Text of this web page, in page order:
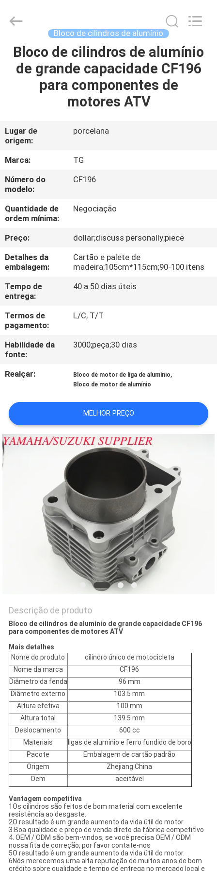
CASA
PRODUTOS
NÓS
EXCURSÃO
DA
FÁBRICA
CONTROLE
DA
QUALIDADE
CONTACTE-
NOS
PEÇA
CITAÇÕES
MAPA
DO
SITE
PRIVACY
POLICY
Block.,Ltd.
Developed
Bloco de cilindros de alumínio
Bloco de cilindros de alumínio
de grande capacidade CF196
para componentes de
motores ATV
Lugar de
origem:
porcelana
Marca:
TG
Número do
modelo:
CF196
Quantidade de
ordem mínima:
Negociação
Preço:
dollar;discuss personally;piece
Detalhes da
embalagem:
Cartão e palete de
madeira;105cm*115cm;90-100 itens
Tempo de
entrega:
40 a 50 dias úteis
Termos de
pagamento:
L/C, T/T
Habilidade da
fonte:
3000;peça;30 dias
Realçar: Bloco de motor de liga de alumínio,
Bloco de motor de alumínio
MELHOR PREÇO
Descrição de produto
Bloco de cilindros de alumínio de grande capacidade CF196
para componentes de motores ATV
Mais detalhes
Nome do produto
cilindro único de motocicleta
Nome da marca
CF196
Diâmetro da fenda
96 mm
Diâmetro externo
103.5 mm
Altura efetiva
100 mm
Altura total
139.5 mm
Deslocamento
600 cc
Materiais
ligas de alumínio e ferro fundido de boro
Pacote
Embalagem de cartão padrão
Origem
Zhejiang China
Oem
aceitável
Vantagem competitiva
1Os cilindros são feitos de bom material com excelente
resistência ao desgaste.
2O resultado é um grande aumento da vida útil do motor.
3.Boa qualidade e preço de venda direto da fábrica competitivo
4. OEM / ODM são bem-vindos, se você precisa OEM / ODM
nossa fita de correção, por favor contate-nos
5O resultado é um grande aumento da vida útil do motor.
6Nós merecemos uma alta reputação de muitos anos de bom
crédito sobre qualidade e tempo de entrega no mercado local e